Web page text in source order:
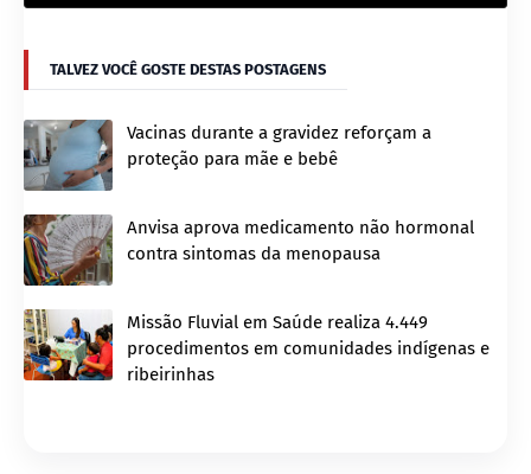
TALVEZ VOCÊ GOSTE DESTAS POSTAGENS
Vacinas durante a gravidez reforçam a
proteção para mãe e bebê
Anvisa aprova medicamento não hormonal
contra sintomas da menopausa
Missão Fluvial em Saúde realiza 4.449
procedimentos em comunidades indígenas e
ribeirinhas